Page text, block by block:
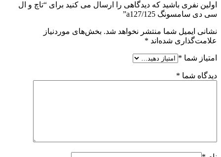
اولین نفری باشید که دیدگاهی را ارسال می کنید برای “تاچ و ال
سی دی سامسونگ a127/125”
نشانی ایمیل شما منتشر نخواهد شد. بخش‌های موردنیاز
علامت‌گذاری شده‌اند *
امتیاز شما *
دیدگاه شما *